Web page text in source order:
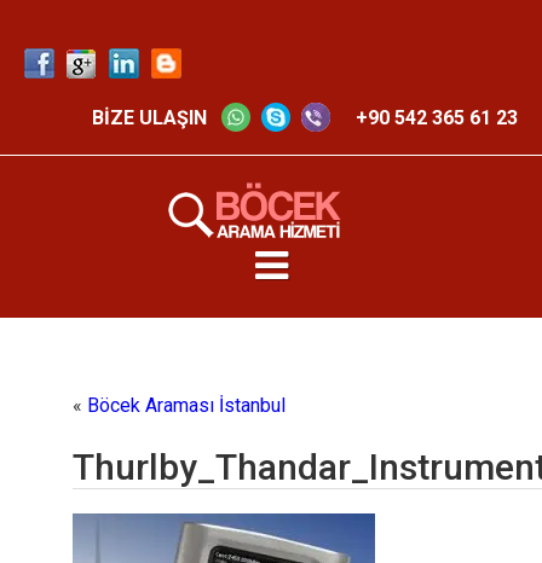
BİZE ULAŞIN +90 542 365 61 23
« Böcek Araması İstanbul